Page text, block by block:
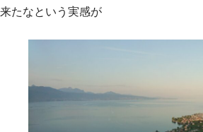
来たなという実感が